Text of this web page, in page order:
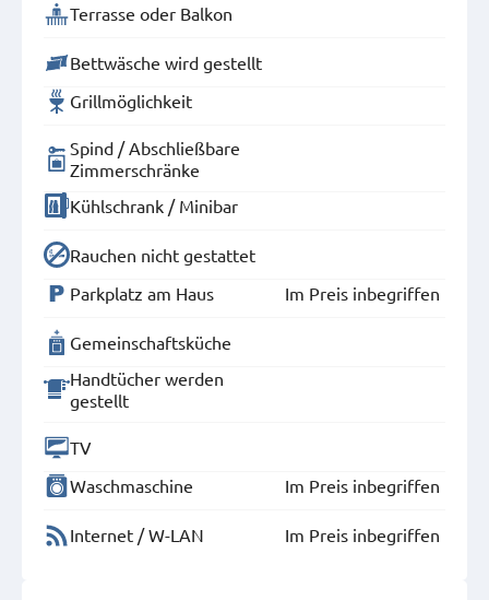
Terrasse oder Balkon
Bettwäsche wird gestellt
Grillmöglichkeit
Spind / Abschließbare
Zimmerschränke
Kühlschrank / Minibar
Rauchen nicht gestattet
Parkplatz am Haus
Im Preis inbegriffen
Gemeinschaftsküche
Handtücher werden
gestellt
TV
Waschmaschine
Im Preis inbegriffen
Internet / W-LAN Im Preis inbegriffen